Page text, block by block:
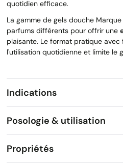
quotidien efficace.
La gamme de gels douche
parfums différents pour offrir une
plaisante. Le format pratique
l'utilisation quotidienne et limite le
Indications
Posologie & utilisation
Propriétés